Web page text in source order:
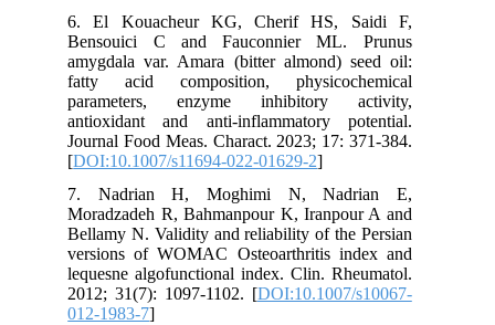
6. El Kouacheur KG, Cherif HS, Saidi F,
Bensouici C and Fauconnier ML. Prunus
amygdala var. Amara (bitter almond) seed oil:
fatty acid composition, physicochemical
parameters, enzyme inhibitory activity,
antioxidant and anti-inflammatory potential.
Journal Food Meas. Charact. 2023; 17: 371-384.
[DOI:10.1007/s11694-022-01629-2
7. Nadrian H, Moghimi N, Nadrian E,
Moradzadeh R, Bahmanpour K, Iranpour A and
Bellamy N. Validity and reliability of the Persian
versions of WOMAC Osteoarthritis index and
lequesne algofunctional index. Clin. Rheumatol.
2012; 31(7): 1097-1102. [DOI:10.1007/s10067-
012-1983-7